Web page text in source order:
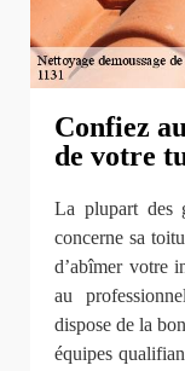
Confiez
de votre
La plupart des
concerne sa
d’abîmer votre
au
dispose de la
équipes